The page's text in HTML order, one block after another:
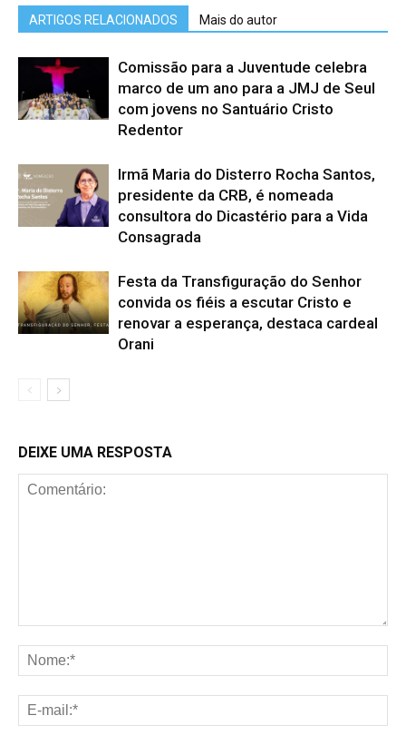
ARTIGOS RELACIONADOS Mais do autor
Comissão para a Juventude celebra
marco de um ano para a JMJ de Seul
com jovens no Santuário Cristo
Redentor
Irmã Maria do Disterro Rocha Santos,
presidente da CRB, é nomeada
consultora do Dicastério para a Vida
Consagrada
Festa da Transfiguração do Senhor
convida os fiéis a escutar Cristo e
renovar a esperança, destaca cardeal
Orani
DEIXE UMA RESPOSTA